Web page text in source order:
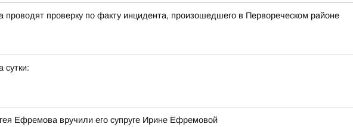
проводят проверку по факту инцидента, произошедшего в Первореческом районе
сутки:
Ефремова вручили его супруге Ирине Ефремовой